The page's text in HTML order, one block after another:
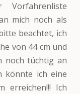
Vorfahrenliste
mich noch als
beachtet, ich
von 44 cm und
noch tüchtig an
könnte ich eine
erreichen!!! Ich